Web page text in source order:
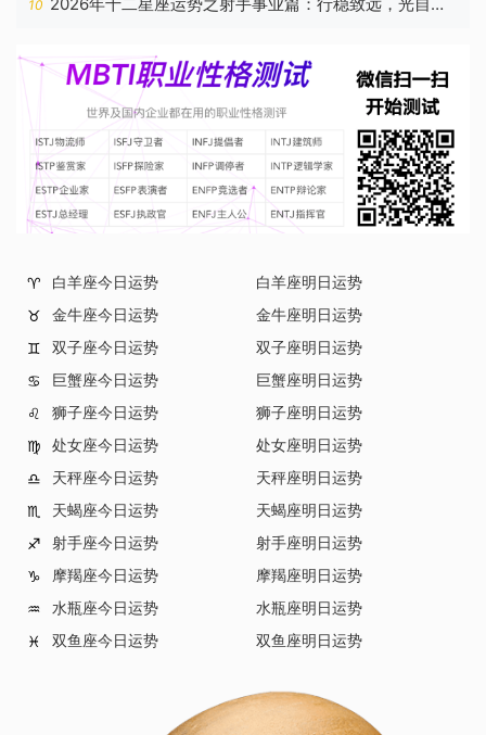
10
♈ 白羊座今日运势
白羊座明日运势
♉
金牛座今日运势
金牛座明日运势
♊
双子座今日运势
双子座明日运势
♋
巨蟹座今日运势
巨蟹座明日运势
♌
狮子座今日运势
狮子座明日运势
♍
处女座今日运势
处女座明日运势
♎
天秤座今日运势
天秤座明日运势
♏
天蝎座今日运势
天蝎座明日运势
♐
射手座今日运势
射手座明日运势
♑
摩羯座今日运势
摩羯座明日运势
♒
水瓶座今日运势
水瓶座明日运势
♓
双鱼座今日运势 双鱼座明日运势